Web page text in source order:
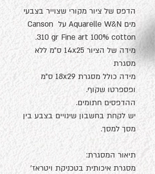
הדפס של ציור מקורי שצוייר בצבעי
מים Aquarelle W&N על Canson
310 gr Fine art 100% cotton.
מידה של הציור 14x25 ס"מ ללא
מסגרת
מידה כולל מסגרת 18x29 ס"מ
ופספרטו שקוף.
ההדפסים חתומים.
יש לקחת בחשבון שינויים בצבע בין
מסך למסך.
תיאור המסגרת:
מסגרת איכותית בטכניקת ויטראז'